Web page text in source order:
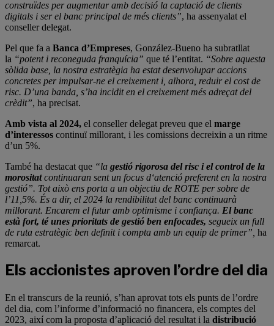
construïdes per augmentar amb decisió la captació de clients
digitals i ser el banc principal de més clients”, ha assenyalat el
conseller delegat.
Pel que fa a Banca d’Empreses, González-Bueno ha subratllat
la “potent i reconeguda franquícia” que té l’entitat. “Sobre aquesta
sòlida base, la nostra estratègia ha estat desenvolupar accions
concretes per impulsar-ne el creixement i, alhora, reduir el cost de
risc. D’una banda, s’ha incidit en el creixement més adreçat del
crèdit”, ha precisat.
Amb vista al 2024, el conseller delegat preveu que el marge
d’interessos continuï millorant, i les comissions decreixin a un ritme
d’un 5%.
També ha destacat que “la gestió rigorosa del risc i el control de la
morositatcontinuaran sent un focus dʻatenció preferent en la nostra
gestió”. Tot això ens porta a un objectiu de ROTE per sobre de
l’11,5%. És a dir, el 2024 la rendibilitat del banc continuarà
millorant. Encarem el futur amb optimisme i confiança. El banc
està fort, té unes prioritats de gestió ben enfocades, segueix un full
de ruta estratègic ben definit i compta amb un equip de primer”, ha
remarcat.
Els accionistes aproven l’ordre del dia
En el transcurs de la reunió, s’han aprovat tots els punts de l’ordre
del dia, com l’informe d’informació no financera, els comptes del
2023, així com la proposta d’aplicació del resultat i la distribució